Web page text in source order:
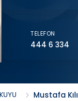
TELEFON
444 6 334
Mustafa